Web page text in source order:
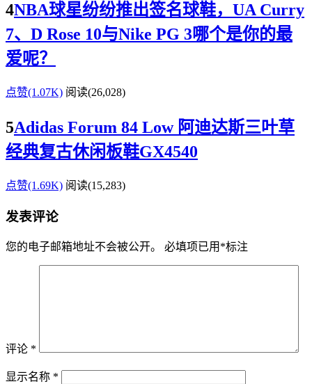
4NBA球星纷纷推出签名球鞋，UA Curry
7、D Rose 10与Nike PG 3哪个是你的最
爱呢？
点赞(1.07K) 阅读(26,028)
5Adidas Forum 84 Low 阿迪达斯三叶草
经典复古休闲板鞋GX4540
点赞(1.69K) 阅读(15,283)
发表评论
您的电子邮箱地址不会被公开。 必填项已用 *标注
评论 *
显示名称 *